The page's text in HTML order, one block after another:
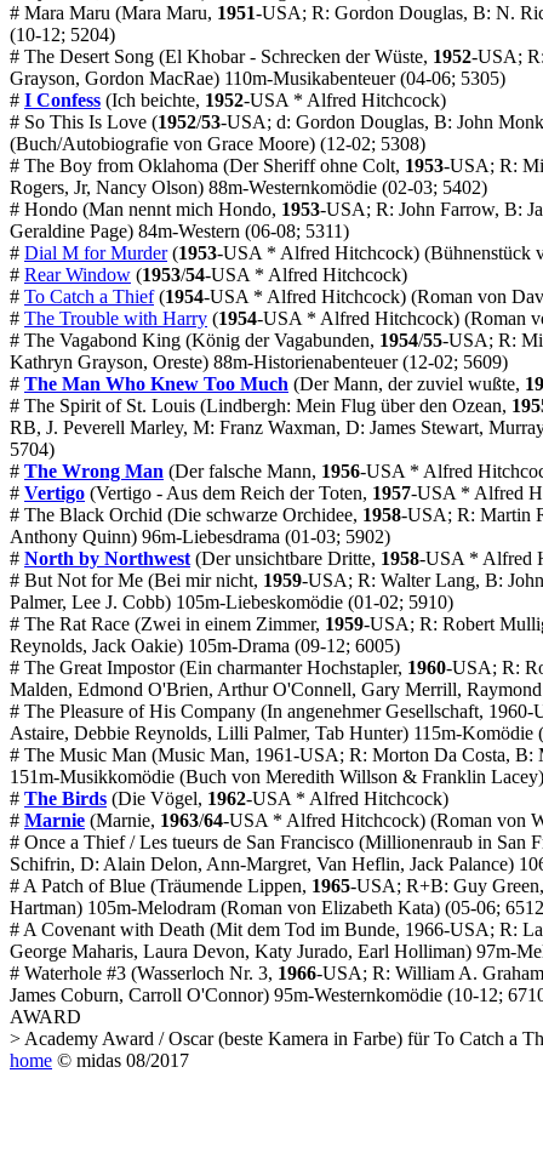
# Mara Maru (Mara Maru, 1951-USA; R: Gordon Douglas, B: N.
(10-12; 5204)
# The Desert Song (El Khobar - Schrecken der Wüste, 1952-USA;
Grayson, Gordon MacRae) 110m-Musikabenteuer (04-06; 5305)
# I Confess (Ich beichte, 1952-USA * Alfred Hitchcock)
# So This Is Love (1952/53-USA; d: Gordon Douglas, B: John
(Buch/Autobiografie von Grace Moore) (12-02; 5308)
# The Boy from Oklahoma (Der Sheriff ohne Colt, 1953-USA; R:
Rogers, Jr, Nancy Olson) 88m-Westernkomödie (02-03; 5402)
# Hondo (Man nennt mich Hondo, 1953-USA; R: John Farrow, B:
Geraldine Page) 84m-Western (06-08; 5311)
# Dial M for Murder(1953-USA * Alfred Hitchcock) (Bühnenstück
# Rear Window (1953/54-USA * Alfred Hitchcock)
# To Catch a Thief(1954-USA * Alfred Hitchcock) (Roman von
# The Trouble with Harry (1954-USA * Alfred Hitchcock) (Roman
# The Vagabond King (König der Vagabunden, 1954/55-USA; R:
Kathryn Grayson, Oreste) 88m-Historienabenteuer (12-02; 5609)
# The Man Who Knew Too Much (Der Mann, der zuviel wußte,
# The Spirit of St. Louis (Lindbergh: Mein Flug über den Ozean,
RB, J. Peverell Marley, M: Franz Waxman, D: James Stewart,
5704)
# The Wrong Man (Der falsche Mann, 1956-USA * Alfred
# Vertigo (Vertigo - Aus dem Reich der Toten, 1957-USA * Alfred
# The Black Orchid (Die schwarze Orchidee, 1958-USA; R: Martin
Anthony Quinn) 96m-Liebesdrama (01-03; 5902)
# North by Northwest (Der unsichtbare Dritte, 1958-USA * Alfred
# But Not for Me (Bei mir nicht, 1959-USA; R: Walter Lang, B:
Palmer, Lee J. Cobb) 105m-Liebeskomödie (01-02; 5910)
# The Rat Race (Zwei in einem Zimmer, 1959-USA; R: Robert
Reynolds, Jack Oakie) 105m-Drama (09-12; 6005)
# The Great Impostor(Ein charmanter Hochstapler, 1960-USA; R:
Malden, Edmond O'Brien, Arthur O'Connell, Gary Merrill,
# The Pleasure of His Company (In angenehmer Gesellschaft,
Astaire, Debbie Reynolds, Lilli Palmer, Tab Hunter) 115m-
# The Music Man (Music Man, 1961-USA; R: Morton Da Costa,
151m-Musikkomödie (Buch von Meredith Willson & Franklin
# The Birds (Die Vögel, 1962-USA * Alfred Hitchcock)
# Marnie (Marnie, 1963/64-USA * Alfred Hitchcock) (Roman von
# Once a Thief/Les tueurs de San Francisco (Millionenraub in San
Schifrin, D: Alain Delon, Ann-Margret, Van Heflin, Jack Palance)
# A Patch of Blue (Träumende Lippen, 1965-USA; R+B: Guy
Hartman) 105m-Melodram (Roman von Elizabeth Kata) (05-06;
# A Covenant with Death (Mit dem Tod im Bunde, 1966-USA; R:
George Maharis, Laura Devon, Katy Jurado, Earl Holliman) 97m-
# Waterhole #3 (Wasserloch Nr. 3, 1966-USA; R: William A.
James Coburn, Carroll O'Connor) 95m-Westernkomödie (10-12;
AWARD
> Academy Award / Oscar (beste Kamera in Farbe) fürTo Catch a
home © midas 08/2017